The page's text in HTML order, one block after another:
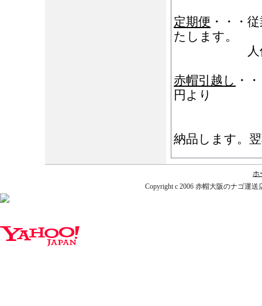
定期便 ・・・
たします。
人件費の
赤帽引越し ・
円より
納品します。
ホ
Copyright c 2006 赤帽大阪のナゴ運